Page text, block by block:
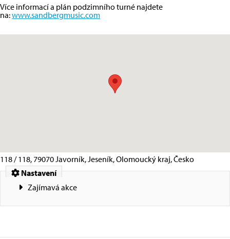
Více informací a plán podzimního turné najdete
na:www.sandbergmusic.com
118 / 118, 79070 Javorník, Jeseník, Olomoucký kraj, Česko
Nastavení
Zajímavá akce